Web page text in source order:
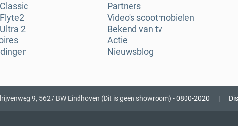
2
Partners
Video's scootmobielen
Bekend van tv
Actie
Nieuwsblog
9, 5627 BW Eindhoven (Dit is geen showroom) -0800-2020 |